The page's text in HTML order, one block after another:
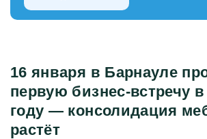
16 января в Барнауле
первую бизнес-встречу
году — консолидация
растёт